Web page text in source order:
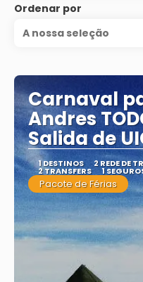
Ordenar por
A nossa seleção
Carnaval
Andres
Salida de
1 DESTINOS 2 REDE DE
2 TRANSFERS 1
Pacote de Férias